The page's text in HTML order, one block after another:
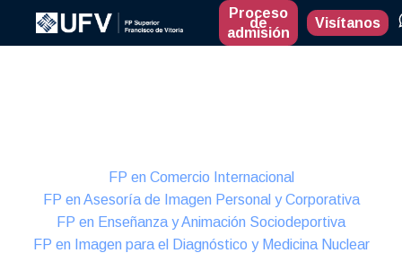
Proceso
de
admisión
Visítanos
FP en Comercio Internacional
FP en Asesoría de Imagen Personal y Corporativa
FP en Enseñanza y Animación Sociodeportiva
FP en Imagen para el Diagnóstico y Medicina Nuclear